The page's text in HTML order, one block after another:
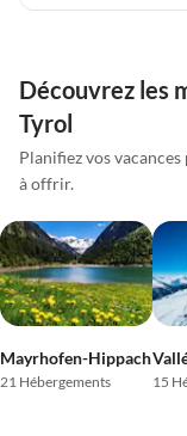
Découvrez les
Tyrol
Planifiez vos
à offrir.
Mayrhofen-Hippach
21 Hébergements 15